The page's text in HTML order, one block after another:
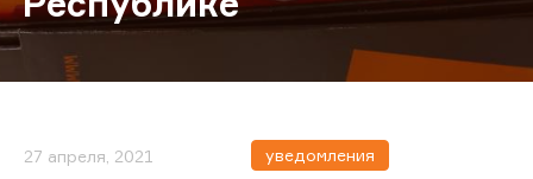
27 апреля, 2021 уведомления